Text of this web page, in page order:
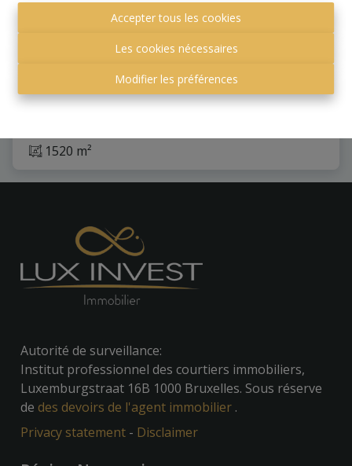
Accepter tous les cookies
Les cookies nécessaires
Modifier les préférences
Magnifique terrain à batir au calme
Rue du Beau Site , 6900 Marche-En-Famenne
€ 135.000
1520 m²
Autorité de surveillance:
Institut professionnel des courtiers immobiliers,
Luxemburgstraat 16B 1000 Bruxelles. Sous réserve
de des devoirs de l'agent immobilier .
Privacy statement - Disclaimer